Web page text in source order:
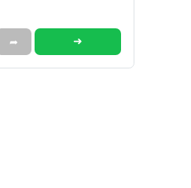
➦ ➜